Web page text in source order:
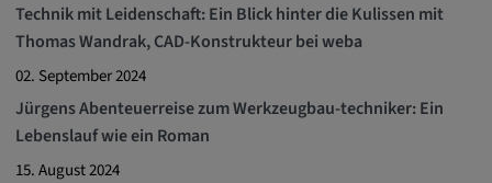
Technik mit Leidenschaft: Ein Blick hinter die Kulissen mit
Thomas Wandrak, CAD-Konstrukteur bei weba
02. September 2024
Jürgens Abenteuerreise zum Werkzeugbau-techniker: Ein
Lebenslauf wie ein Roman
15. August 2024